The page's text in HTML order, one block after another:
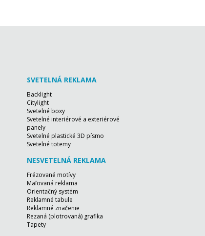
SVETELNÁ REKLAMA
Backlight
Citylight
Svetelné boxy
Svetelné interiérové a exteriérové
panely
Svetelné plastické 3D písmo
Svetelné totemy
NESVETELNÁ REKLAMA
Frézované motívy
Maľovaná reklama
Orientačný systém
Reklamné tabule
Reklamné značenie
Rezaná (plotrovaná) grafika
Tapety